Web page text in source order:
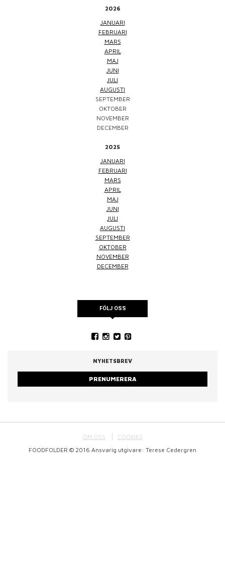
2026
JANUARI
FEBRUARI
MARS
APRIL
MAJ
JUNI
JULI
AUGUSTI
SEPTEMBER
OKTOBER
NOVEMBER
DECEMBER
2025
JANUARI
FEBRUARI
MARS
APRIL
MAJ
JUNI
JULI
AUGUSTI
SEPTEMBER
OKTOBER
NOVEMBER
DECEMBER
FÖLJ OSS
NYHETSBREV
PRENUMERERA
OM OSS
COOKIES
FOODFOLDER © 2016 Ansvarig utgivare: Terese Cedergren